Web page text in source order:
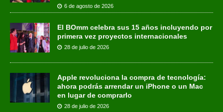
6 de agosto de 2026
El BOmm celebra sus 15 años incluyendo por
primera vez proyectos internacionales
28 de julio de 2026
Apple revoluciona la compra de tecnología:
ahora podrás arrendar un iPhone o un Mac
en lugar de comprarlo
28 de julio de 2026